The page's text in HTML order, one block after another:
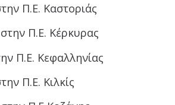
Π.Ε. Καστοριάς
Π.Ε. Κέρκυρας
Π.Ε. Κεφαλληνίας
Π.Ε. Κιλκίς